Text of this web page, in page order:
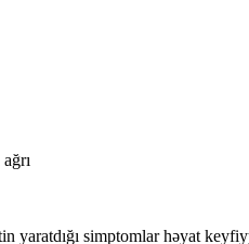
simptomlar həyat